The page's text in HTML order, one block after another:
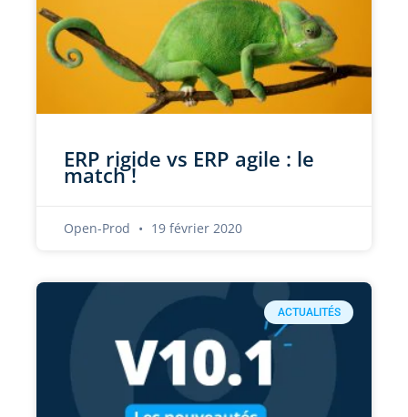
ERP rigide vs ERP agile : le
match !
Open-Prod 19 février 2020
ACTUALITÉS